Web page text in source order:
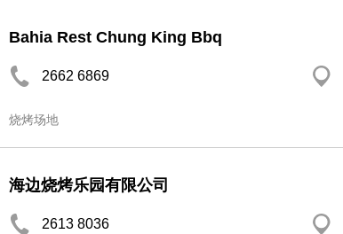
Bahia Rest Chung King Bbq
2662 6869
烧烤场地
海边烧烤乐园有限公司
2613 8036